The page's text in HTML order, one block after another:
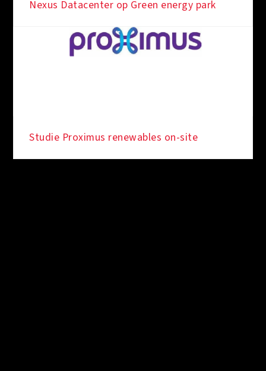
Nexus Datacenter op Green energy park
Studie Proximus renewables on-site